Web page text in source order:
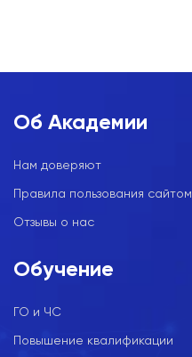
Об Академии
Нам доверяют
Правила пользования сайтом
Отзывы о нас
Обучение
ГО и ЧС
Повышение квалификации